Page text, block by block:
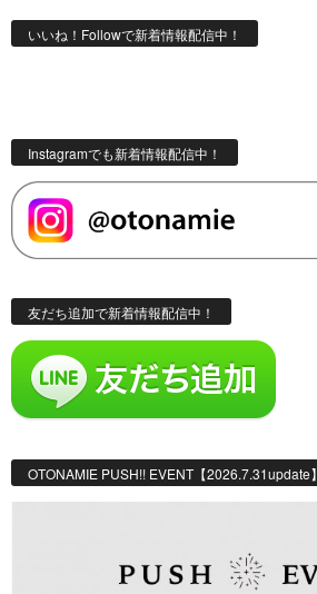
いいね！Followで新着情報配信中！
Instagramでも新着情報配信中！
友だち追加で新着情報配信中！
OTONAMIE PUSH!! EVENT【2026.7.31update】